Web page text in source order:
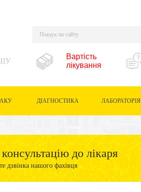
Вартість
лікування
ДІАГНОСТИКА ЛАБОРАТОРІЯ
до лікаря
дзвінка нашого фахівця